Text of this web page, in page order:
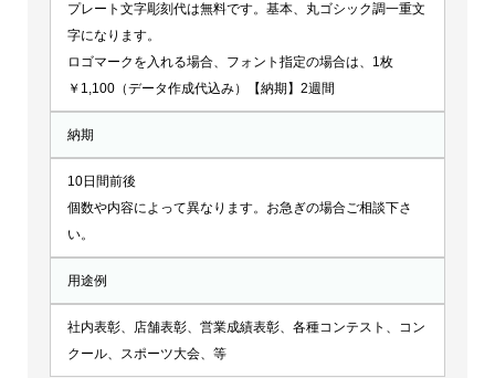
プレート文字彫刻代は無料です。基本、丸ゴシック調一重文
字になります。
ロゴマークを入れる場合、フォント指定の場合は、1枚
￥1,100（データ作成代込み）【納期】2週間
納期
10日間前後
個数や内容によって異なります。お急ぎの場合ご相談下さ
い。
用途例
社内表彰、店舗表彰、営業成績表彰、各種コンテスト、コン
クール、スポーツ大会、等